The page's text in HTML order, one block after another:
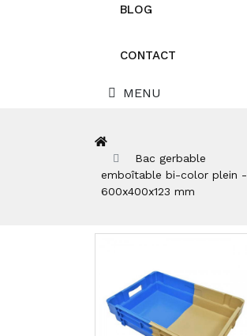
BLOG
CONTACT
MENU
Bac gerbable
emboîtable bi-color plein -
600x400x123 mm